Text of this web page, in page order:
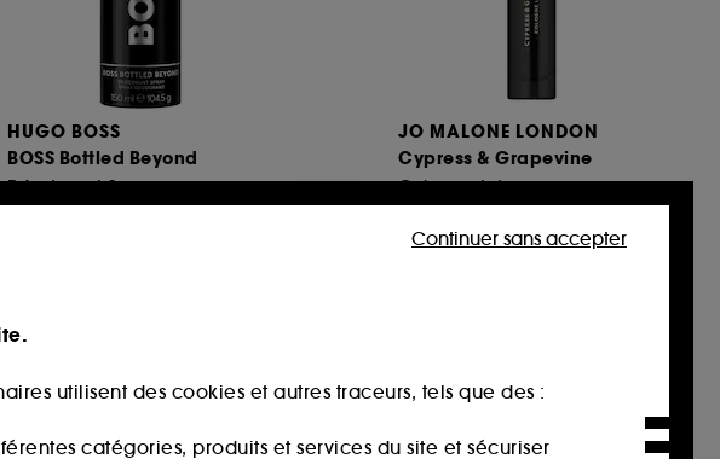
HUGO BOSS
BOSS Bottled Beyond
Déodorant Spray
JO MALONE LONDON
Cypress & Grapevine
Cologne Intense
10
utilisent des cookies et autres traceurs, tels que des :
catégories, produits et services du site et sécuriser
Continuer sans accepter